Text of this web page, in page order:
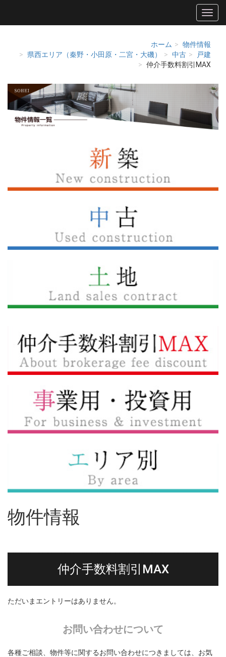
ホーム
物件情報
県西エリア（秦野・小田原・二宮・大磯）
中古
戸建
仲介手数料割引MAX
物件情報
仲介手数料割引MAX
ただいまエントリーはありません。
お問い合わせについて
各種ご相談、物件等に関するお問い合わせにつきましては、お気